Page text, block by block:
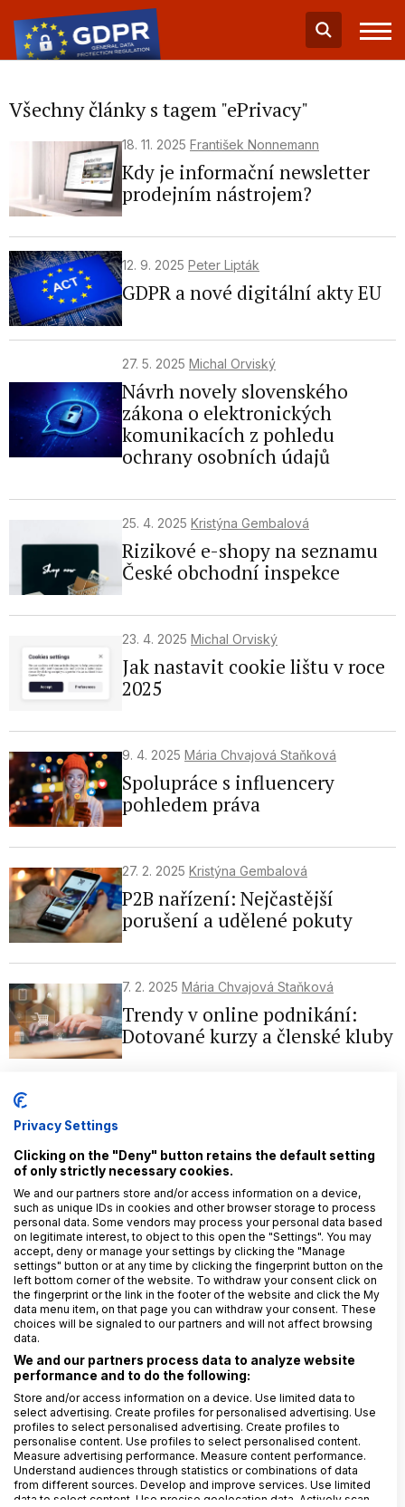
Všechny články s tagem "ePrivacy"
18. 11. 2025 František Nonnemann
Kdy je informační newsletter
prodejním nástrojem?
12. 9. 2025 Peter Lipták
GDPR a nové digitální akty EU
27. 5. 2025 Michal Orviský
Návrh novely slovenského
zákona o elektronických
komunikacích z pohledu
ochrany osobních údajů
25. 4. 2025 Kristýna Gembalová
Rizikové e-shopy na seznamu
České obchodní inspekce
23. 4. 2025 Michal Orviský
Jak nastavit cookie lištu v roce
2025
9. 4. 2025 Mária Chvajová Staňková
Spolupráce s influencery
pohledem práva
27. 2. 2025 Kristýna Gembalová
P2B nařízení: Nejčastější
porušení a udělené pokuty
7. 2. 2025 Mária Chvajová Staňková
Trendy v online podnikání:
Dotované kurzy a členské kluby
vs. AI
15. 1. 2025Kristýna Gembalová
Přístupnost výrobků a služeb
2. 1. 2025Michaela Dlouhá
Nové povinnosti pro online
platformy, e-tržiště a
poskytovatele webhostingu
17. 12. 2024Jana Lix Andraščiková
Co přináší novela zákona o
Privacy Settings
Clicking on the "Deny" button retains the default setting
of only strictly necessary cookies.
We and our partners store and/or access information on a device,
such as unique IDs in cookies and other browser storage to process
personal data. Some vendors may process your personal data based
on legitimate interest, to object to this open the "Settings". You may
accept, deny or manage your settings by clicking the "Manage
settings" button or at any time by clicking the fingerprint button on the
left bottom corner of the website. To withdraw your consent click on
the fingerprint or the link in the footer of the website and click the My
data menu item, on that page you can withdraw your consent. These
choices will be signaled to our partners and will not affect browsing
data.
We and our partners process data to analyze website
performance and to do the following:
Store and/or access information on a device. Use limited data to
select advertising. Create profiles for personalised advertising. Use
profiles to select personalised advertising. Create profiles to
personalise content. Use profiles to select personalised content.
Measure advertising performance. Measure content performance.
Understand audiences through statistics or combinations of data
from different sources. Develop and improve services. Use limited
data to select content. Use precise geolocation data. Actively scan